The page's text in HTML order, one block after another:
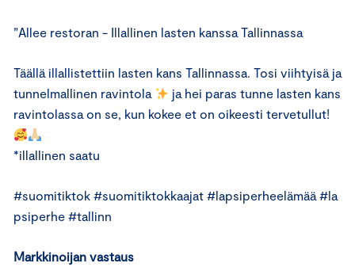
”Allee restoran - Illallinen lasten kanssa Tallinnassa
Täällä illallistettiin lasten kans Tallinnassa. Tosi viihtyisä ja
tunnelmallinen ravintola
ja hei paras tunne lasten kans
ravintolassa on se, kun kokee et on oikeesti tervetullut!
*illallinen saatu
#suomitiktok #suomitiktokkaajat #lapsiperheelämää #la
psiperhe #tallinn
Markkinoijan vastaus